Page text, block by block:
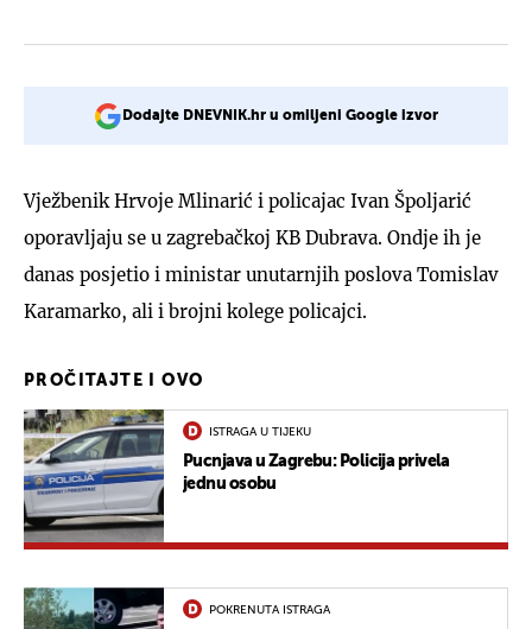
Dodajte DNEVNIK.hr u omiljeni Google izvor
Vježbenik Hrvoje Mlinarić i policajac Ivan Špoljarić
oporavljaju se u zagrebačkoj KB Dubrava. Ondje ih je
danas posjetio i ministar unutarnjih poslova Tomislav
Karamarko, ali i brojni kolege policajci.
PROČITAJTE I OVO
ISTRAGA U TIJEKU
Pucnjava u Zagrebu: Policija privela
jednu osobu
POKRENUTA ISTRAGA